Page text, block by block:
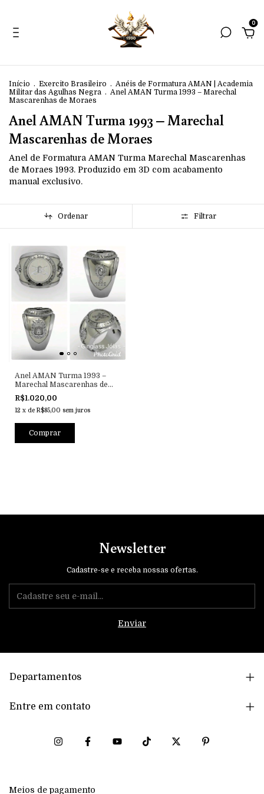
0
Início . Exercito Brasileiro . Anéis de Formatura AMAN | Academia
Militar das Agulhas Negra . Anel AMAN Turma 1993 – Marechal
Mascarenhas de Moraes
Anel AMAN Turma 1993 – Marechal
Mascarenhas de Moraes
Anel de Formatura AMAN Turma Marechal Mascarenhas
de Moraes 1993. Produzido em 3D com acabamento
manual exclusivo.
Ordenar Filtrar
Anel AMAN Turma 1993 –
Marechal Mascarenhas de
Moraes
R$1.020,00
12 x de R$85,00 sem juros
Comprar
Newsletter
Cadastre-se e receba nossas ofertas.
Departamentos
Entre em contato
Meios de pagamento